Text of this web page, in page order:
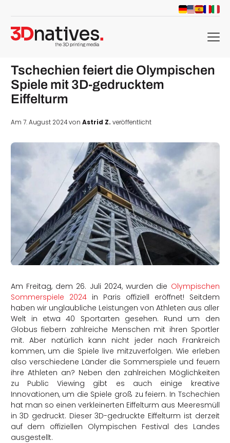
menu
Tschechien feiert die Olympischen
Spiele mit 3D-gedrucktem
Eiffelturm
Am 7. August 2024 von Astrid Z. veröffentlicht
Am Freitag, dem 26. Juli 2024, wurden die Olympischen
Sommerspiele 2024in Paris offiziell eröffnet! Seitdem
haben wir unglaubliche Leistungen von Athleten aus aller
Welt in etwa 40 Sportarten gesehen. Rund um den
Globus fiebern zahlreiche Menschen mit ihren Sportler
mit. Aber natürlich kann nicht jeder nach Frankreich
kommen, um die Spiele live mitzuverfolgen. Wie erleben
also verschiedene Länder die Sommerspiele und feuern
ihre Athleten an? Neben den zahlreichen Möglichkeiten
zu Public Viewing gibt es auch einige kreative
Innovationen, um die Spiele groß zu feiern. In Tschechien
hat man so einen verkleinerten Eiffelturm aus Meeresmüll
in 3D gedruckt. Dieser 3D-gedruckte Eiffelturm ist derzeit
auf dem offiziellen Olympischen Festival des Landes
ausgestellt.